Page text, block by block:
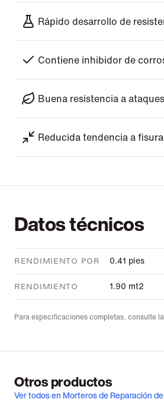
Rápido desarrollo de
Contiene inhibidor de
Buena resistencia a
Reducida tendencia a
Datos técnicos
RENDIMIENTO POR 0.41 pies
RENDIMIENTO 1.90 mt2
Para especificaciones completas, consulte la
Otros productos
Ver todos en Morteros de Reparación